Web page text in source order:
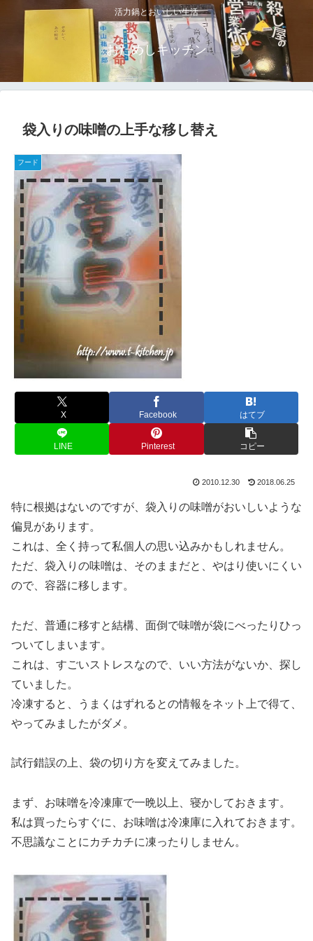
活力鍋とおいしい生活
おためしキッチン
袋入りの味噌の上手な移し替え
フード
X Facebook はてブ
LINE Pinterest コピー
2010.12.30 2018.06.25
特に根拠はないのですが、袋入りの味噌がおいしいような
偏見があります。
これは、全く持って私個人の思い込みかもしれません。
ただ、袋入りの味噌は、そのままだと、やはり使いにくい
ので、容器に移します。
ただ、普通に移すと結構、面倒で味噌が袋にべったりひっ
ついてしまいます。
これは、すごいストレスなので、いい方法がないか、探し
ていました。
冷凍すると、うまくはずれるとの情報をネット上で得て、
やってみましたがダメ。
試行錯誤の上、袋の切り方を変えてみました。
まず、お味噌を冷凍庫で一晩以上、寝かしておきます。
私は買ったらすぐに、お味噌は冷凍庫に入れておきます。
不思議なことにカチカチに凍ったりしません。